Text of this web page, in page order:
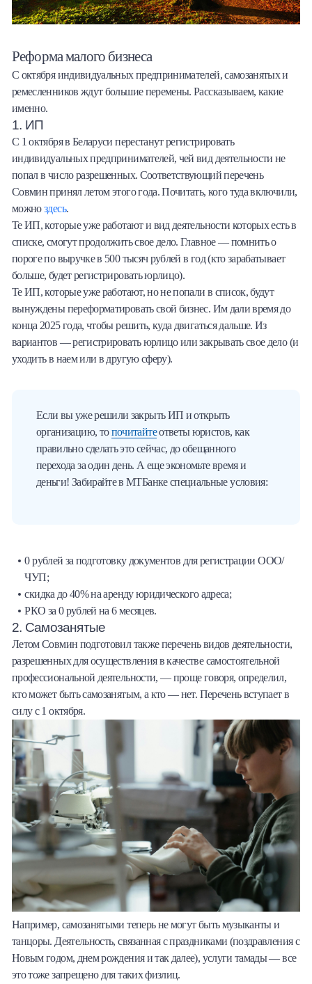
Реформа малого бизнеса
С октября индивидуальных предпринимателей, самозанятых и
ремесленников ждут большие перемены. Рассказываем, какие
именно.
1. ИП
С 1 октября в Беларуси перестанут регистрировать
индивидуальных предпринимателей, чей вид деятельности не
попал в число разрешенных. Соответствующий перечень
Совмин принял летом этого года. Почитать, кого туда включили,
можноздесь.
Те ИП, которые уже работают и вид деятельности которых есть в
списке, смогут продолжить свое дело. Главное — помнить о
пороге по выручке в 500 тысяч рублей в год (кто зарабатывает
больше, будет регистрировать юрлицо).
Те ИП, которые уже работают, но не попали в список, будут
вынуждены переформатировать свой бизнес. Им дали время до
конца 2025 года, чтобы решить, куда двигаться дальше. Из
вариантов — регистрировать юрлицо или закрывать свое дело (и
уходить в наем или в другую сферу).
Если вы уже решили закрыть ИП и открыть
организацию, топочитайтеответы юристов, как
правильно сделать это сейчас, до обещанного
перехода за один день. А еще экономьте время и
деньги! Забирайте в МТБанке специальные условия:
0 рублей за подготовку документов для регистрации ООО/
ЧУП;
скидка до 40% на аренду юридического адреса;
РКО за 0 рублей на 6 месяцев.
2. Самозанятые
Летом Совмин подготовил также перечень видов деятельности,
разрешенных для осуществления в качестве самостоятельной
профессиональной деятельности, — проще говоря, определил,
кто может быть самозанятым, а кто — нет. Перечень вступает в
силу с 1 октября.
Например, самозанятыми теперь не могут быть музыканты и
танцоры. Деятельность, связанная с праздниками (поздравления с
Новым годом, днем рождения и так далее), услуги тамады — все
это тоже запрещено для таких физлиц.